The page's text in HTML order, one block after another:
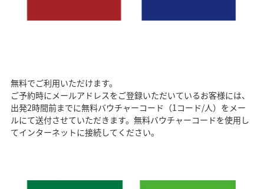
無料でご利用いただけます。
ご予約時にメールアドレスをご登録いただいているお客様には、
出発2時間前までに無料バウチャーコード（1コード/人）をメー
ルにて送付させていただきます。無料バウチャーコードを使用し
てインターネットに接続してください。